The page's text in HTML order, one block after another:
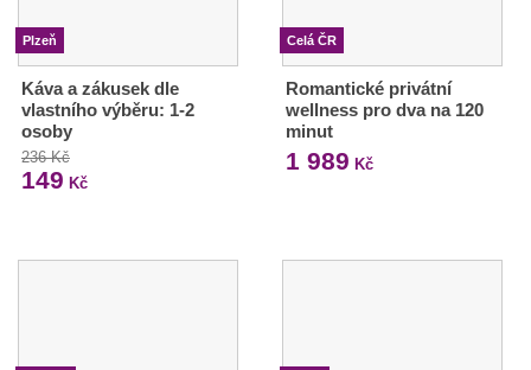
Plzeň
Káva a zákusek dle
vlastního výběru: 1-2
osoby
236 Kč
149 Kč
Celá ČR
Romantické privátní
wellness pro dva na 120
minut
1 989 Kč